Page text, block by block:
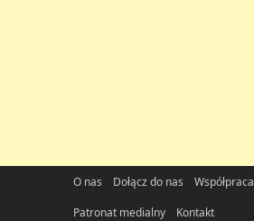
O nas Dołącz do nas Współpraca
Patronat medialny
Kontakt